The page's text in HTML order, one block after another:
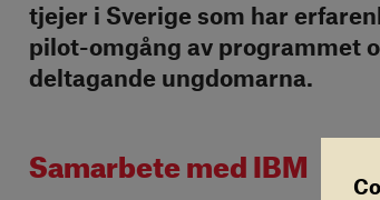
tjejer i Sverige som har
pilot-omgång av programmet
deltagande ungdomarna.
Samarbete med IBM